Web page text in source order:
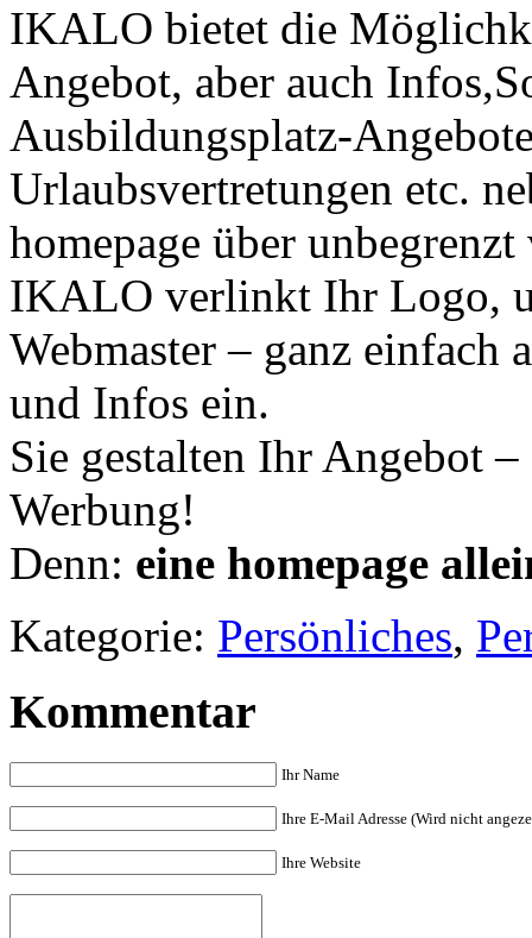
IKALO bietet die
Angebot, aber auch
Ausbildungsplatz-
Urlaubsvertretungen etc.
homepage über
IKALO verlinkt Ihr Logo,
Webmaster – ganz einfach
und Infos ein.
Sie gestalten Ihr Angebot –
Werbung!
Denn: eine homepage
Kategorie: Persönliches,
Kommentar
Ihr Name
Ihre E-Mail Adresse (Wird nicht
Ihre Website